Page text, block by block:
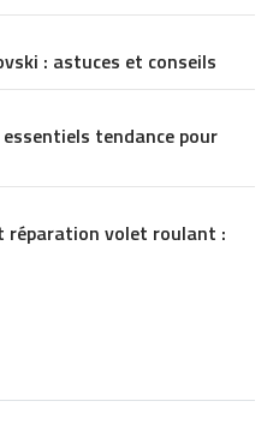
: astuces et conseils
tendance pour
réparation volet roulant :